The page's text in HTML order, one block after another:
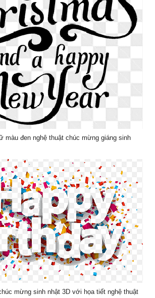
màu đen nghệ thuật chúc mừng giáng sinh
mừng sinh nhật 3D với họa tiết nghệ thuật